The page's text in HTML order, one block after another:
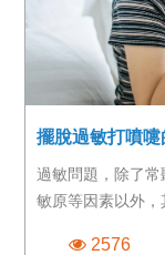
擺脫過敏打噴
過敏問題，除了
敏原等因素以外，
2576